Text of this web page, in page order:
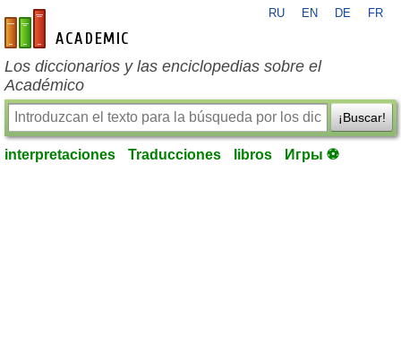
es-academic.com
RU EN DE FR
Los diccionarios y las enciclopedias sobre el
Académico
¡Buscar!
interpretaciones Traducciones libros Игры ⚽